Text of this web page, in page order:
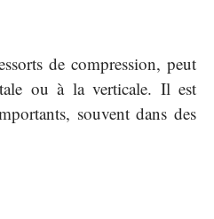
de compression, peut
ou à la verticale. Il est
souvent dans des